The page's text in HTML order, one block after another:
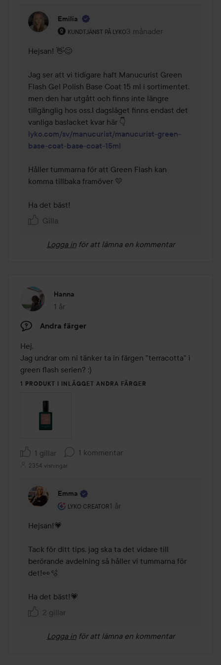
Emilia
KUNDTJÄNST PÅ LYKO
Användarens roll: Kundtjänst på Lyko.
3 månader
Kommentaren lades 3
Hejsan! 👋😊
Jag ser att vi tidigare haft Manucurist Green
Flash Gel Polish Base Coat 15 ml i sortimentet,
men den har utgått och finns inte längre
tillgänglig hos oss.I dagsläget finns endast det
lyko.com/sv/manucurist/manucurist-green-
base-coat-base-coat-15ml
Håller tummarna för att Green Flash kan
komma tillbaka framöver 💛
Ha det bäst!
Gilla
Logga in för att lämna en kommentar
Hanna
1 år
Inlägget skapades 1 år
Andra färger
Hej,
Jag undrar om ni tänker ta in färgen "terracotta" i
green flash serien? :)
1 PRODUKT I INLÄGGET ANDRA FÄRGER
1 gillar 1 kommentar
2354 visningar
Emma
LYKO CREATOR
Användarens roll: Lyko Creator.
1 år
Kommentaren lades 1 år
Hejsan!💗
Tack för ditt tips, jag ska ta det vidare till
berörande avdelning så håller vi tummarna för
det!👀🫧
Ha det bäst!💗
2 gillar
Logga in för att lämna en kommentar